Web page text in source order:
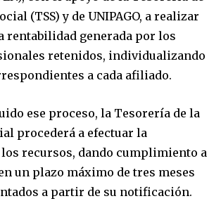
(TSS) y de UNIPAGO, a realizar
rentabilidad generada por los
retenidos, individualizando
a cada afiliado.
ese proceso, la Tesorería de la
procederá a efectuar la
recursos, dando cumplimiento a
un plazo máximo de tres meses
a partir de su notificación.